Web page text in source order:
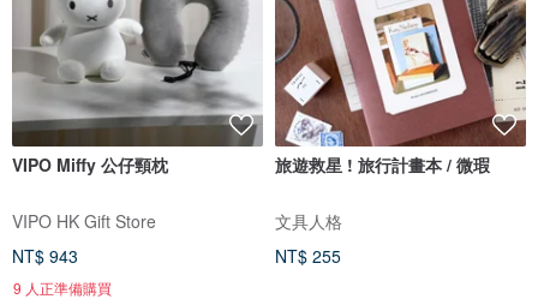
VIPO Miffy 公仔頸枕
VIPO HK Gift Store
NT$ 943
9 人正準備購買
旅遊救星 ! 旅行計畫本 / 微瑕
文具人格
NT$ 255